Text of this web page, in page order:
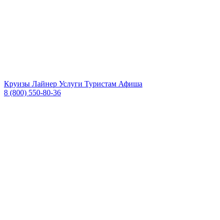
Круизы Лайнер Услуги Туристам Афиша
8 (800) 550-80-36